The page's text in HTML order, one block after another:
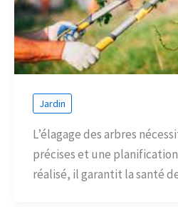
Jardin
L’élagage des arbres
précises et une
réalisé, il garantit la santé